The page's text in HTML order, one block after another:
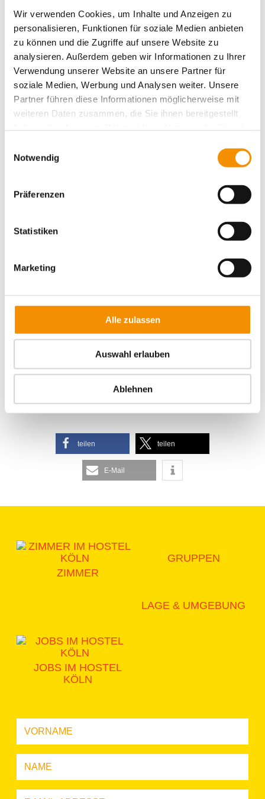
Wir verwenden Cookies, um Inhalte und Anzeigen zu
personalisieren, Funktionen für soziale Medien anbieten
zu können und die Zugriffe auf unsere Website zu
analysieren. Außerdem geben wir Informationen zu Ihrer
Verwendung unserer Website an unsere Partner für
soziale Medien, Werbung und Analysen weiter. Unsere
Partner führen diese Informationen möglicherweise mit
weiteren Daten zusammen, die Sie ihnen bereitgestellt
Notwendig
Präferenzen
Statistiken
Marketing
Alle zulassen
Auswahl erlauben
Ablehnen
einzigartig Entspannung Essen Essen für alle
Events family festival ganz privat Hostel Köln
Karneval kiddys Kreativität Kunst Köln Köln bei
Nacht
Köln Umgebung lifestyle Messen music
party Rhein Romantik schwimmen Shopping
Sightseeing Spielen & Spaß Sport summertime Süßes
Trinken Typisch Köln Umgebung Veranstaltungen
Weihnachten Weihnachtszeit
SANTAS
KÖLN
GAMESCOM IN KÖLN
KÖLNER BIERBÖRSE
teilen teilen
E-Mail
ZIMMER
GRUPPEN
LAGE & UMGEBUNG
JOBS IM HOSTEL
KÖLN